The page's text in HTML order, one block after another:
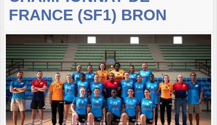
FRANCE (SF1) BRON